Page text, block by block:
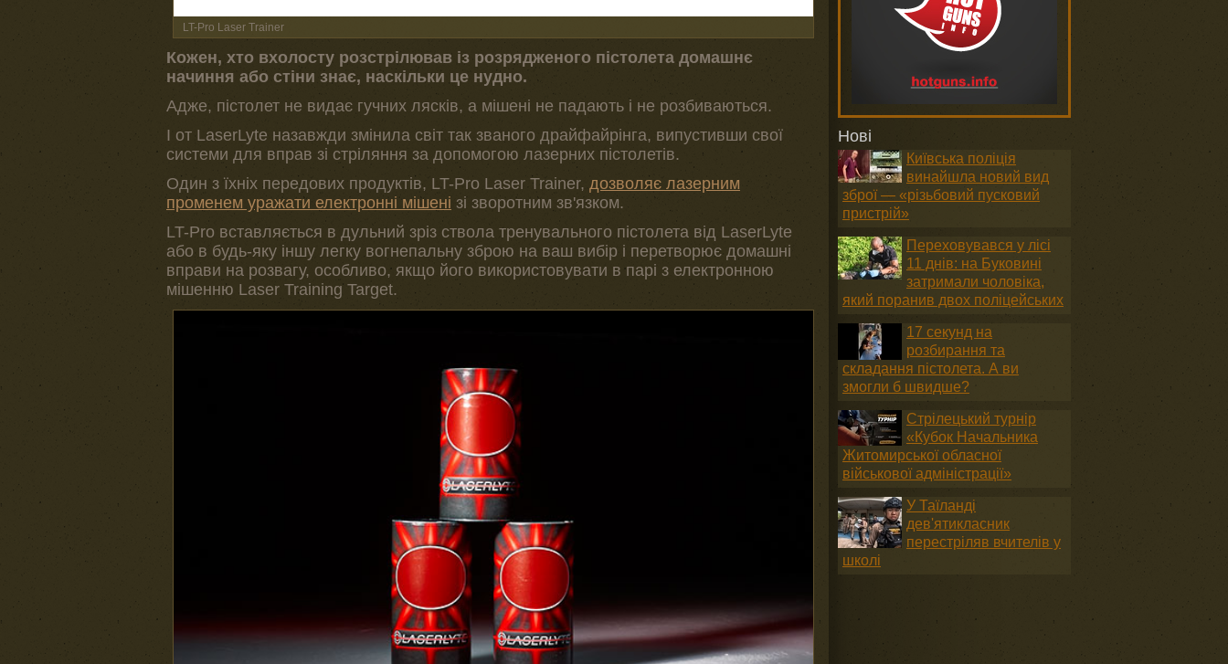
LT-Pro Laser Trainer
Кожен, хто вхолосту розстрілював із розрядженого пістолета домашнє
начиння або стіни знає, наскільки це нудно.
Адже, пістолет не видає гучних лясків, а мішені не падають і не розбиваються.
І от LaserLyte назавжди змінила світ так званого драйфайрінга, випустивши свої
системи для вправ зі стріляння за допомогою лазерних пістолетів.
Один з їхніх передових продуктів, LT-Pro Laser Trainer, дозволяє лазерним
променем уражати електронні мішені зі зворотним зв'язком.
LT-Pro вставляється в дульний зріз ствола тренувального пістолета від LaserLyte
або в будь-яку іншу легку вогнепальну зброю на ваш вибір і перетворює домашні
вправи на розвагу, особливо, якщо його використовувати в парі з електронною
мішенню Laser Training Target.
Нові
Київська поліція
винайшла новий вид
зброї — «різьбовий пусковий
пристрій»
Переховувався у лісі
11 днів: на Буковині
затримали чоловіка,
який поранив двох поліцейських
17 секунд на
розбирання та
складання пістолета. А ви
змогли б швидше?
Стрілецький турнір
«Кубок Начальника
Житомирської обласної
військової адміністрації»
У Таїланді
дев'ятикласник
перестріляв вчителів у
школі